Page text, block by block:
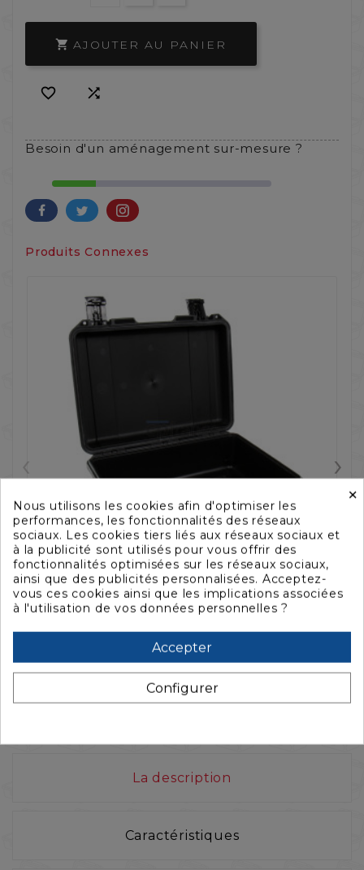
 AJOUTER AU PANIER
 
Besoin d'un aménagement sur-mesure ?
Produits Connexes
  
VALISE STORM 2300 VIDE, NOIRE
245,43 €
314,65 €
›
La description
Caractéristiques
×
Nous utilisons les cookies afin d'optimiser les
performances, les fonctionnalités des réseaux
sociaux. Les cookies tiers liés aux réseaux sociaux et
à la publicité sont utilisés pour vous offrir des
fonctionnalités optimisées sur les réseaux sociaux,
ainsi que des publicités personnalisées. Acceptez-
vous ces cookies ainsi que les implications associées
à l'utilisation de vos données personnelles ?
Accepter
Configurer